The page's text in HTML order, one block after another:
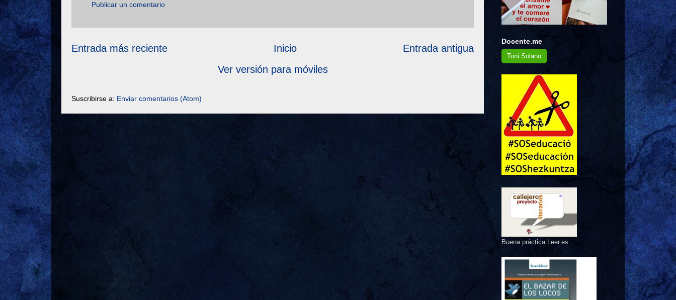
Publicar un comentario
Entrada más reciente Entrada antigua
Inicio
Ver versión para móviles
Suscribirse a: Enviar comentarios (Atom)
Docente.me
Toni Solano
Buena práctica Leer.es